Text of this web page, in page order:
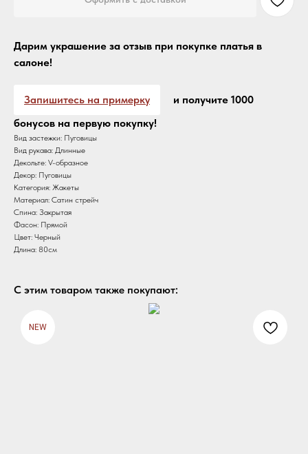
Дарим украшение за отзыв при покупке платья в
салоне!
Запишитесь на примерку
и получите 1000
бонусов на первую покупку!
Вид застежки: Пуговицы
Вид рукава: Длинные
Декольте: V-образное
Декор: Пуговицы
Категория: Жакеты
Материал: Сатин стрейч
Спина: Закрытая
Фасон: Прямой
Цвет: Черный
Длина: 80см
С этим товаром также покупают:
NEW